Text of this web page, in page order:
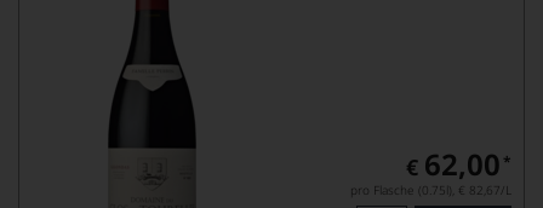
€ 62,00 *
pro Flasche (0.75l), € 82,67/L